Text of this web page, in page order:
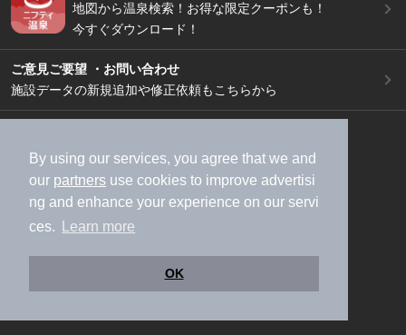
By using our services, you agree that we and
our partners use cookies to improve advertisi
ng and enhance your experience on our servi
ces.
Learn more
OK
地図から温泉検索！お得な限定クーポンも！
今すぐダウンロード！
ご意見ご要望 ・お問い合わせ
施設データの新規追加や修正依頼もこちらから
加盟店募集（資料請求）
広告出稿のご案内
利用規約
ライフスタイルMEMBERS+規約
特定商取引法に基づく表記
ヘルプ
採用情報
運営会社